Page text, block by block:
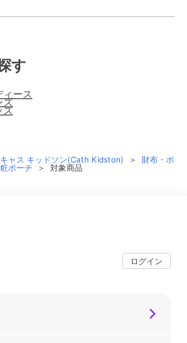
す
ィース
ズ
ズ
キャス キッドソン(Cath Kidston) ＞
財布・ポ
ポーチ ＞ 対象商品
ログイン